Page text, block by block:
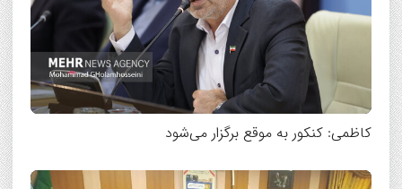
کاظمی: کنکور به موقع برگزار می‌شود